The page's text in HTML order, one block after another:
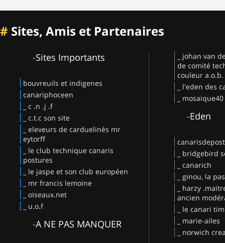
# Sites, Amis et Partenaires
-Sites Importants
bouvreuils et indigenes
canariphoceen
_ c .n .j .f
_ c.t.c son site
_ eleveurs de carduelinès mr
eytorff
_ le club technique canaris
postures
_ le jaspe et son club européen
_ mr francis lemoine
_ oiseaux.net
_ u.o.f
-A NE PAS MANQUER
_ johan van
de comité
couleur a.o.b.
_ l'eden des
_ mosaique40
-Eden
_ bridgebird
_ canarich
_ ginou, la
_ harzy
ancien
_ le canari
_ marie-ailes
_ norwich